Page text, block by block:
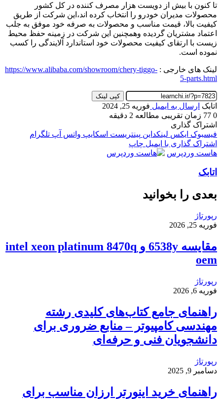
تا کنون با بیش از دویست هزار مصرف کننده در کل کشور
محصولات مدیران خودرو را انتخاب کرده اند،این شرکت از طریق
کیفیت بالا، قیمت مناسب و محصولات به صرفه خود موفق به جلب
اعتماد مشتریان گردیده وهمچنین این شرکت در زمینه حفظ محیط
زیست با ارتقای کیفیت محصولات خود استاندارد آلایندگی را کسب
نموده است.
لینک های خارجی : https://www.alibaba.com/showroom/chery-tiggo-
5-parts.html
کپی لینک
اتابک ارسال به ایمیل فوریه 25, 2024
0
زمان تقریبی مطالعه 2 دقیقه
اشتراک گذاری
فیسبوک ایکس لینکداین پینتریست اسکایپ واتس آپ تلگرام
اشتراک گذاری با ایمیل چاپ
هاست وردپرس
اتابک
بعدی را بخوانید
رپورتاژ
فوریه 25, 2026
مقایسه 6538y و intel xeon platinum 8470q
oem
رپورتاژ
فوریه 6, 2026
راهنمای جامع کتاب‌های کلیدی رشته
مهندسی کامپیوتر – منابع ضروری برای
دانشجویان فنی و حرفه‌ای
رپورتاژ
دسامبر 9, 2025
راهنمای خرید اینورتر ارزان مناسب برای